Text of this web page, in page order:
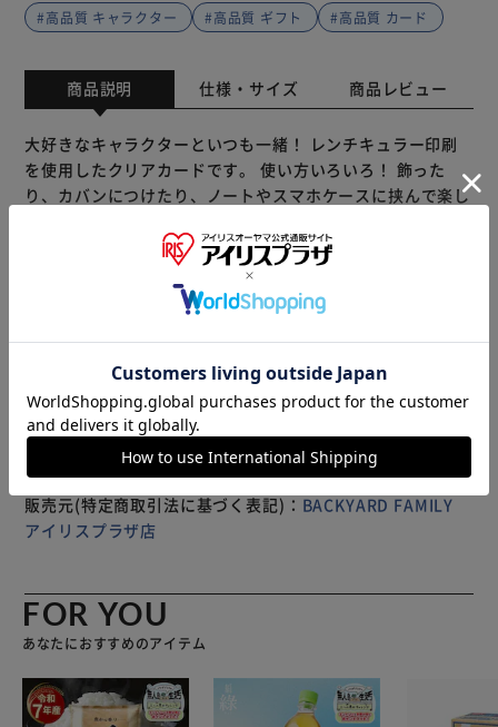
#高品質 キャラクター
#高品質 ギフト #高品質 カード
商品説明 仕様・サイズ 商品レビュー
大好きなキャラクターといつも一緒！ レンチキュラー印刷
を使用したクリアカードです。 使い方いろいろ！ 飾った
り、カバンにつけたり、ノートやスマホケースに挟んで楽し
国内製造の高品質な印刷技術。高精細なイラストで絵柄がス
ムーズに切り替わります。 「まじかる百貨店」は レンチキ
ュラー印刷を使用した動く絵柄が楽しいレンチキュラー雑貨
になります。
※製品は予告なく仕様を変更する場合がございます。あらか
販売元(特定商取引法に基づく表記)： BACKYARD FAMILY
アイリスプラザ店
FOR YOU
あなたにおすすめのアイテム